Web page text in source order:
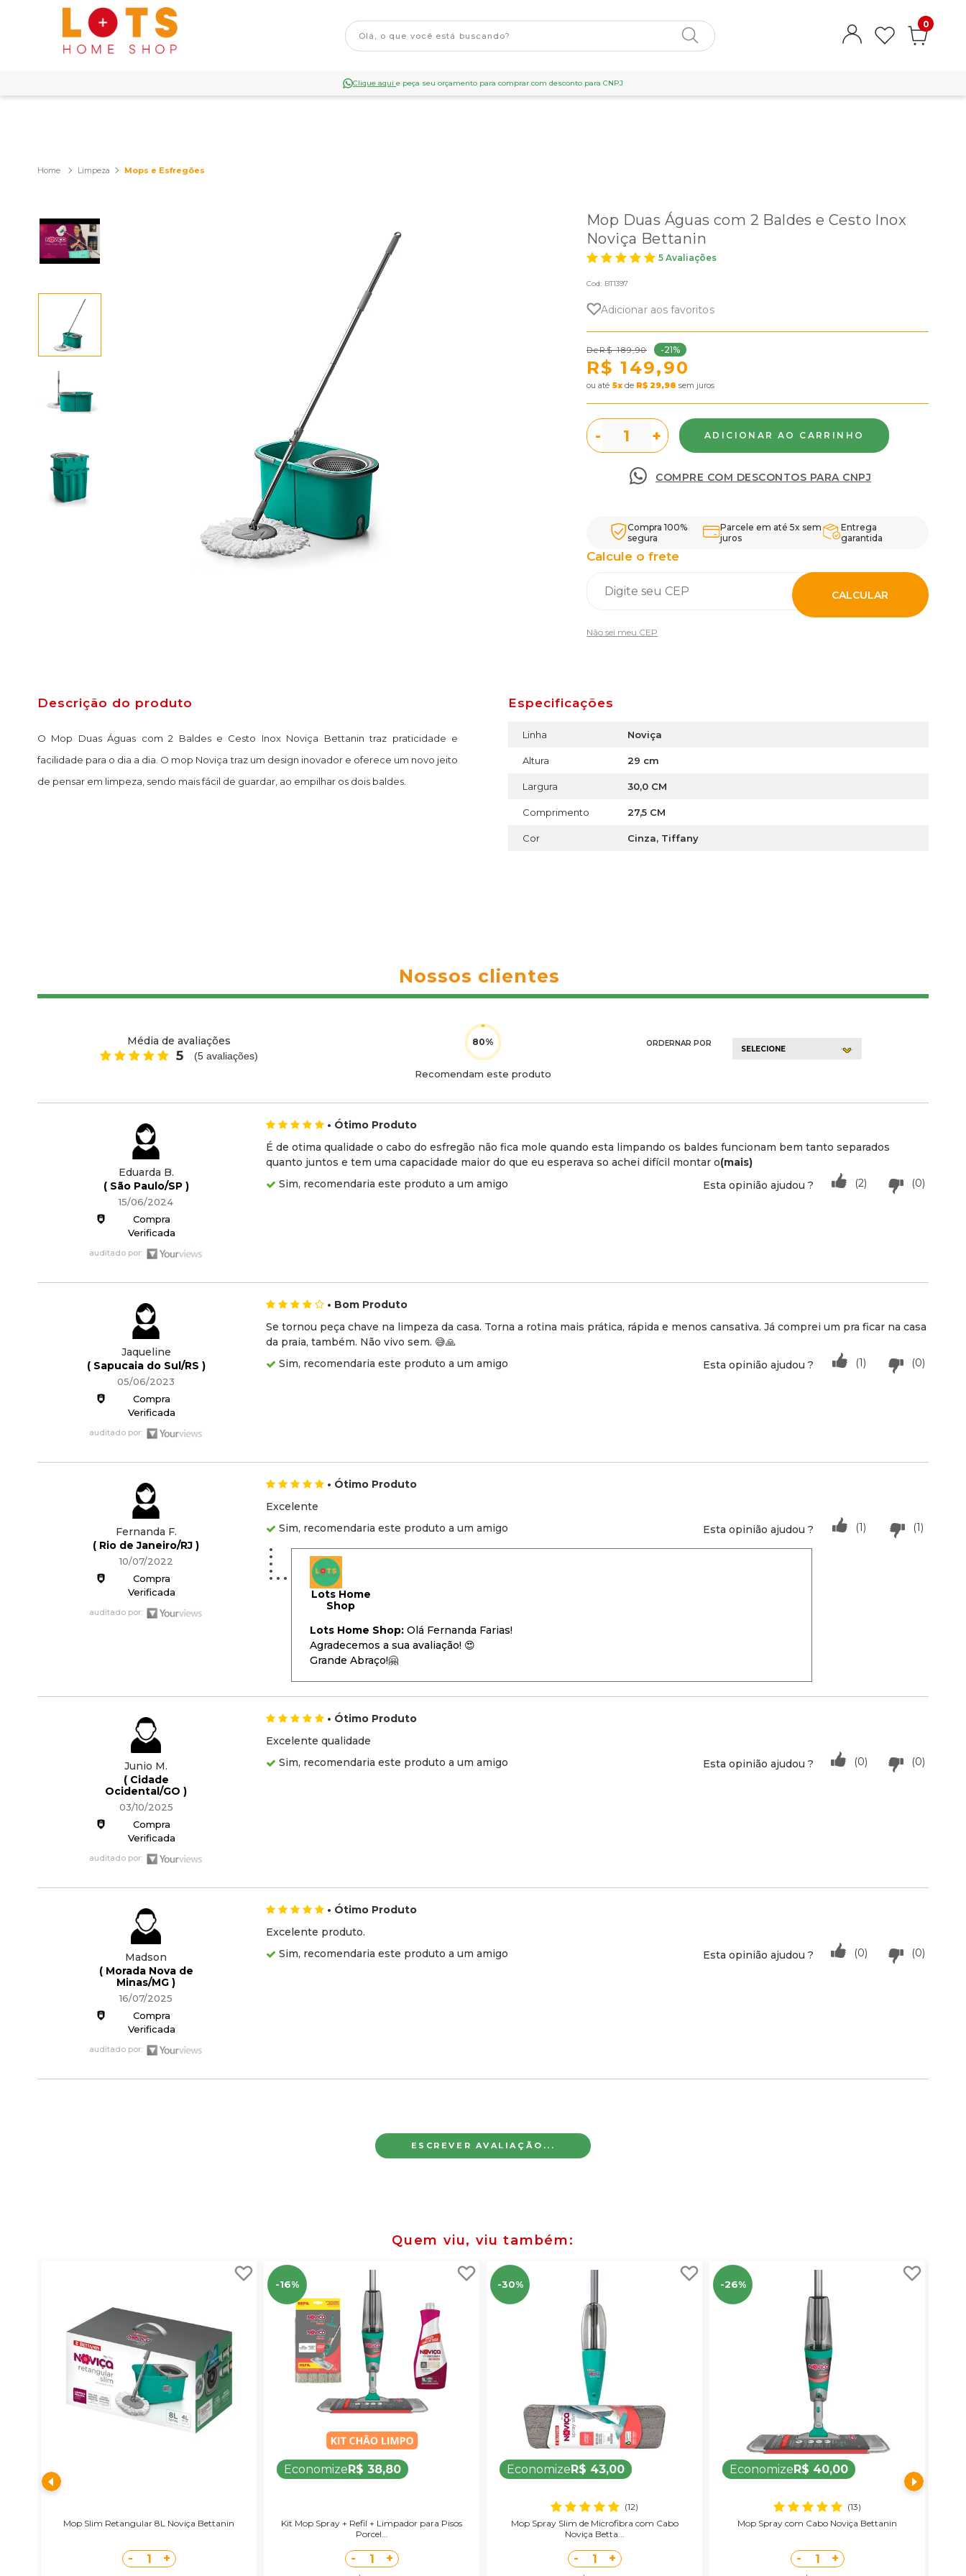
0
Clique aqui e peça seu orçamento para comprar com desconto para CNPJ
Limpeza Mops e Esfregões
Mop Duas Águas com 2 Baldes e Cesto Inox
Noviça Bettanin
5 Avaliações
Cod: BT1397
Adicionar aos favoritos
R$ 189,90 -21%
R$ 149,90
ou 5x de R$ 29,98 sem juros
- +
COMPRE COM DESCONTOS PARA CNPJ
Calcule o frete
CALCULAR
Não sei meu CEP
Compra 100%
segura
Parcele em até 5x sem
juros
Entrega
garantida
Descrição do produto
O Mop Duas Águas com 2 Baldes e Cesto Inox Noviça Bettanin traz praticidade e
facilidade para o dia a dia. O mop Noviça traz um design inovador e oferece um novo jeito
de pensar em limpeza, sendo mais fácil de guardar, ao empilhar os dois baldes.
Especificações
Linha Noviça
Altura 29 cm
Largura 30,0 CM
Comprimento 27,5 CM
Cor Cinza, Tiffany
Nossos clientes
Média de avaliações
5 (5avaliações)
Recomendam este produto
ORDERNAR POR
SELECIONE
Eduarda B.
( São Paulo/SP )
15/06/2024
Compra
Verificada
auditado por:
• Ótimo Produto
É de otima qualidade o cabo do esfregão não fica mole quando esta limpando os baldes funcionam bem tanto separados
quanto juntos e tem uma capacidade maior do que eu esperava so achei difícil montar o(mais)
Sim, recomendaria este produto a um amigo
(0)
(2)
Esta opinião ajudou ?
Jaqueline
( Sapucaia do Sul/RS )
05/06/2023
Compra
Verificada
auditado por:
• Bom Produto
Se tornou peça chave na limpeza da casa. Torna a rotina mais prática, rápida e menos cansativa. Já comprei um pra ficar na casa
da praia, também. Não vivo sem. 😅🙏
Sim, recomendaria este produto a um amigo
(0)
(1)
Esta opinião ajudou ?
Fernanda F.
( Rio de Janeiro/RJ )
10/07/2022
Compra
Verificada
auditado por:
• Ótimo Produto
Excelente
Sim, recomendaria este produto a um amigo
(1)
(1)
Esta opinião ajudou ?
Lots Home
Shop
Lots Home Shop: Olá Fernanda Farias!
Agradecemos a sua avaliação! 😍
Grande Abraço!🤗
Junio M.
( Cidade
Ocidental/GO )
03/10/2025
Compra
Verificada
auditado por:
• Ótimo Produto
Excelente qualidade
Sim, recomendaria este produto a um amigo
(0)
(0)
Esta opinião ajudou ?
Madson
( Morada Nova de
Minas/MG )
16/07/2025
Compra
Verificada
auditado por:
• Ótimo Produto
Excelente produto.
Sim, recomendaria este produto a um amigo
(0)
(0)
Esta opinião ajudou ?
ESCREVER AVALIAÇÃO...
Quem viu, viu também
Mop Slim Retangular 8L Noviça Bettanin
- 1 +
-16%
EconomizeR$ 38,80
Kit Mop Spray + Refil + Limpador para Pisos
Porcel...
- 1 +
-30%
EconomizeR$ 43,00
(12)
Mop Spray Slim de Microfibra com Cabo
Noviça Betta...
- 1 +
-26%
EconomizeR$ 40,00
(13)
Mop Spray com Cabo Noviça Bettanin
- 1 +